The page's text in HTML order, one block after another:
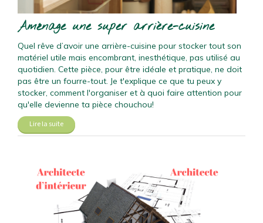
Aménage une super arrière-cuisine
Quel rêve d’avoir une arrière-cuisine pour stocker tout son
matériel utile mais encombrant, inesthétique, pas utilisé au
quotidien. Cette pièce, pour être idéale et pratique, ne doit
pas être un fourre-tout. Je t'explique ce que tu peux y
stocker, comment l'organiser et à quoi faire attention pour
qu'elle devienne ta pièce chouchou!
Lire la suite